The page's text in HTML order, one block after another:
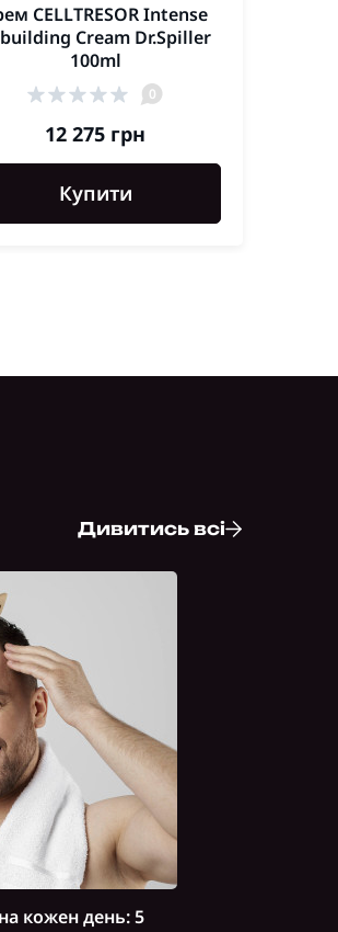
CELLTRESOR Intense
Cream Dr.Spiller
100ml
0
12 275 грн
Купити
Дивитись всі
кожен день: 5